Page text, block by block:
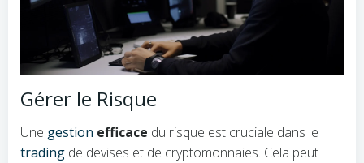
Gérer le Risque
Une gestion efficace du risque est cruciale dans le
trading de devises et de cryptomonnaies. Cela peut